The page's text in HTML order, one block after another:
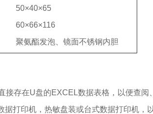
50×40×65
60×66×116
聚氨酯发泡、镜面不锈钢内胆
接存在U盘的EXCEL数据表格，以便查阅
打印机，热敏盘装或台式数据打印机，